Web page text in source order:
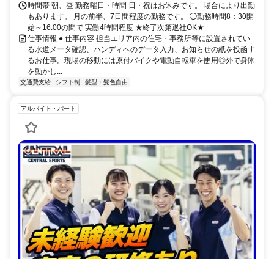
時間帯 朝、昼 勤務曜日・時間 日・祝はお休みです。 場合により出勤
もあります。 月の前半、7日間程度の勤務です。 ◯勤務時間8：30開
始～16:00の間で 実働4時間程度 ★終了次第退社OK★
仕事情報 ● 仕事内容 担当エリア内の住宅・事務所等に設置されてい
る水道メータ確認、ハンディへのデータ入力、お知らせの紙を投函す
るお仕事。現場の移動には原付バイクや電動自転車を使用◎外で身体
を動かし...
交通費支給 シフト制 髪型・髪色自由
アルバイト・パート